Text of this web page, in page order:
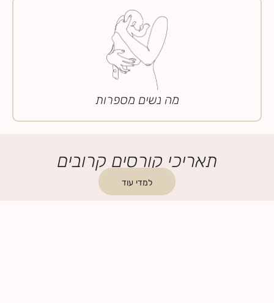
מה נשים מספרות
תאריכי קורסים קרובים
למדי עוד